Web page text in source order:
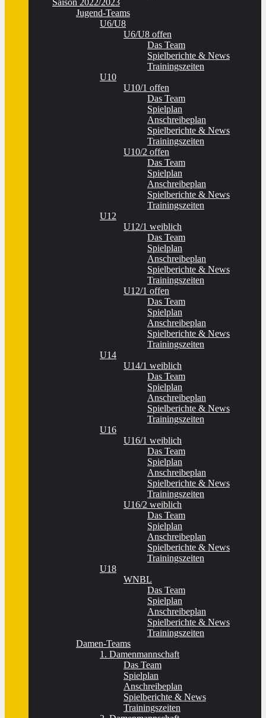
Saison 2022/2023
Jugend-Teams
U6/U8
U6/U8 offen
Das Team
Spielberichte & News
Trainingszeiten
U10
U10/1 offen
Das Team
Spielplan
Anschreibeplan
Spielberichte & News
Trainingszeiten
U10/2 offen
Das Team
Spielplan
Anschreibeplan
Spielberichte & News
Trainingszeiten
U12
U12/1 weiblich
Das Team
Spielplan
Anschreibeplan
Spielberichte & News
Trainingszeiten
U12/1 offen
Das Team
Spielplan
Anschreibeplan
Spielberichte & News
Trainingszeiten
U14
U14/1 weiblich
Das Team
Spielplan
Anschreibeplan
Spielberichte & News
Trainingszeiten
U16
U16/1 weiblich
Das Team
Spielplan
Anschreibeplan
Spielberichte & News
Trainingszeiten
U16/2 weiblich
Das Team
Spielplan
Anschreibeplan
Spielberichte & News
Trainingszeiten
U18
WNBL
Das Team
Spielplan
Anschreibeplan
Spielberichte & News
Trainingszeiten
Damen-Teams
1. Damenmannschaft
Das Team
Spielplan
Anschreibeplan
Spielberichte & News
Trainingszeiten